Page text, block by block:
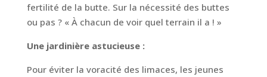
fertilité de la butte. Sur la nécessité des buttes
ou pas ? « À chacun de voir quel terrain il a ! »
Une jardinière astucieuse :
Pour éviter la voracité des limaces, les jeunes